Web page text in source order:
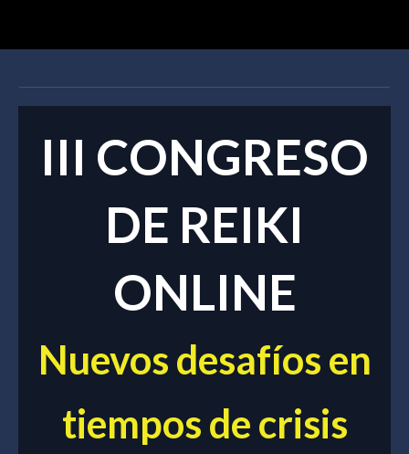
III CONGRESO
DE REIKI
ONLINE
Nuevos desafíos en
tiempos de crisis